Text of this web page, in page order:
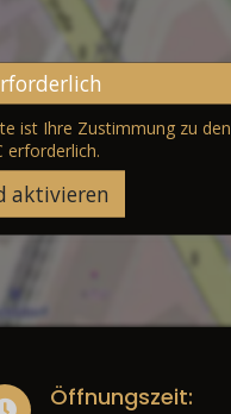
ist Ihre Zustimmung zu den
erforderlich.
aktivieren
Öffnungszeit: